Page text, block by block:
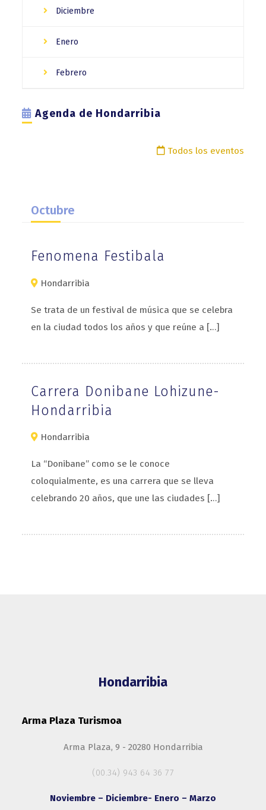
Diciembre
Enero
Febrero
Agenda de Hondarribia
Todos los eventos
Octubre
Fenomena Festibala
Hondarribia
Se trata de un festival de música que se celebra
en la ciudad todos los años y que reúne a […]
Carrera Donibane Lohizune-
Hondarribia
Hondarribia
La “Donibane” como se le conoce
coloquialmente, es una carrera que se lleva
celebrando 20 años, que une las ciudades […]
Hondarribia
Arma Plaza Turismoa
Arma Plaza, 9 - 20280 Hondarribia
(00.34) 943 64 36 77
Noviembre – Diciembre- Enero – Marzo